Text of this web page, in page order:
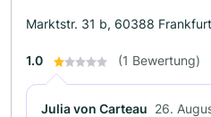
Marktstr. 31 b, 60388
1.0 (1 Bewertung)
Julia von Carteau 26.